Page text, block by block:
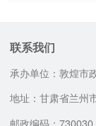
联系我们
承办单位：敦煌市
地址：甘肃省兰州
邮政编码：730030